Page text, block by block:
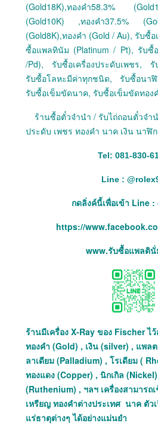
(Gold18K),ทองคำ58.3%
(Gold10K) ,ทองคำ37.5%
(Gold8K),ทองคำ (Gold / Au), รับซื้
ซื้อแพลทินัม (Platinum / Pt), รับซื้อ
/Pd), รับซื้อเครื่องประดับเพชร, รั
รับซื้อโลหะมีค่าทุกชนิด, รับซื้อนา
รับซื้อเข็มขัดนาค, รับซื้อเข็มขัดทอง
ร้านซื้อตั๋วจำนำ / รับไถ่ถอนตั๋วจำ
ประดับ เพชร ทองคำ นาค เงิน นาฬิ
Tel: 081-830-
Line : @
กดลิ่งค์นี้เพื่อเข้า Line :
https://
www.รับซื้อแพลติ
ร้านมีเครื่อง X-Ray ของ Fischer ไ
ทองคำ (Gold) , เงิน (silver) , แพล
ลาเดียม (Palladium) , โรเดียม (
ทองแดง (Copper) , นิกเกิล
(Ruthenium) , ฯลฯ เครื่องสามารถ
เหรียญ ทองคำต่างประเทศ นาค ตัว
แร่ธาตุต่างๆ ได้อย่างแม่นยำ